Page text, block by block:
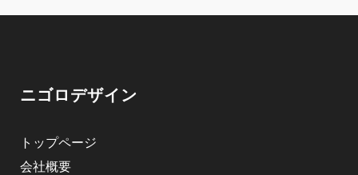
ニゴロデザイン
トップページ
会社概要